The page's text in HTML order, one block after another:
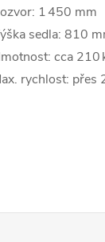
1 450 mm
sedla: 810
cca 210
rychlost: přes